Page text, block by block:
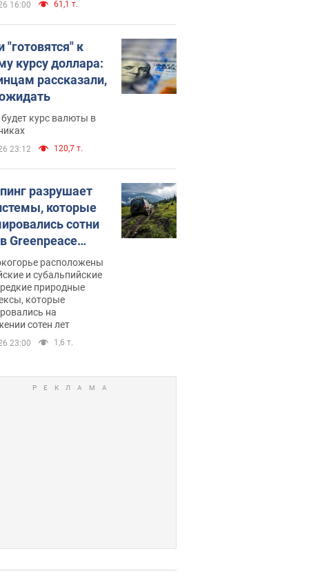
16:00 61,1 т.
"готовятся" к
курсу доллара:
рассказали,
курс валюты в
23:12 120,7 т.
разрушает
которые
сотни
Greenpeace
тревогурасположены
и субальпийские
природные
которые
на
сотен лет
23:00 1,6 т.